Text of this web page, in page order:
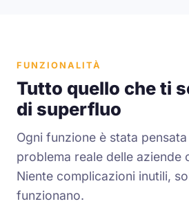
FUNZIONALITÀ
Tutto quello che ti
di superfluo
Ogni funzione è stata
problema reale delle aziende
Niente complicazioni inutili,
funzionano.